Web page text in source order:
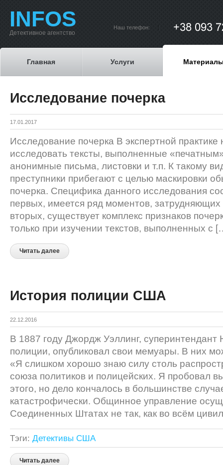
INFOS
Детективное агентство
Главная Услуги
Наш телефон:
Исследование почерка
17.01.2017
Исследование почерка В экспертной практике
исследовать тексты, выполненные
анонимные письма, листовки и т.п. К такому
преступники прибегают с целью маскировки
почерка. Специфика данного исследования
первых, имеется ряд моментов,
вторых, существует комплекс признаков
только при изучении текстов, выполненных с
Читать далее
История полиции США
22.12.2016
В 1887 году Джордж Уэллинг, суперинтендант
полиции, опубликовал свои мемуары. В них
«Я слишком хорошо знаю силу столь
союза политиков и полицейских. Я пробовал
этого, но дело кончалось в большинстве
катастрофически. Общинное управление
Соединенных Штатах не так, как во всём
Тэги: Детективы США
Читать далее